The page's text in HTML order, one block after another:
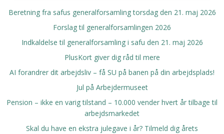
Beretning fra safus generalforsamling torsdag den 21. maj 2026
Forslag til generalforsamlingen 2026
Indkaldelse til generalforsamling i safu den 21. maj 2026
PlusKort giver dig råd til mere
AI forandrer dit arbejdsliv – få SU på banen på din arbejdsplads!
Jul på Arbejdermuseet
Pension – ikke en varig tilstand – 10.000 vender hvert år tilbage til
arbejdsmarkedet
Skal du have en ekstra julegave i år? Tilmeld dig årets